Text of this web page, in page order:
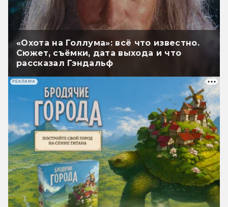
«Охота на Голлума»: всё что известно.
Сюжет, съёмки, дата выхода и что
рассказал Гэндальф
РЕКЛАМА